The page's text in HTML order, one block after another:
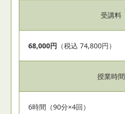
受講料
68,000円 （税込 74,800円）
授業時間
6時間（90分×4回）